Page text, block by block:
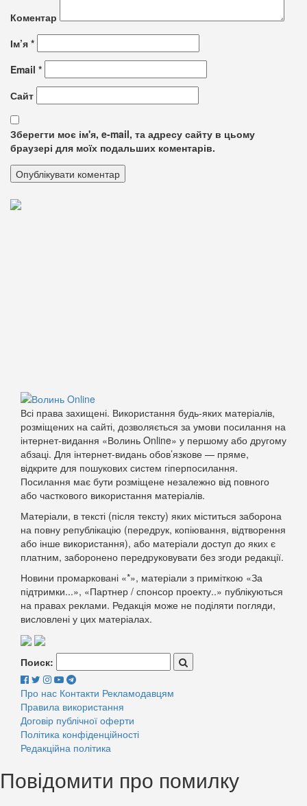
Коментар
Ім’я *
Email *
Сайт
Зберегти моє ім'я, e-mail, та адресу сайту в цьому
браузері для моїх подальших коментарів.
Всі права захищені. Використання будь-яких матеріалів,
розміщених на сайті, дозволяється за умови посилання на
інтернет-видання «Волинь Online» у першому або другому
абзаці. Для інтернет-видань обов’язкове — пряме,
відкрите для пошукових систем гіперпосилання.
Посилання має бути розміщене незалежно від повного
або часткового використання матеріалів.
Матеріали, в тексті (після тексту) яких міститься заборона
на повну републікацію (передрук, копіювання, відтворення
або інше використання), або матеріали доступ до яких є
платним, заборонено передруковувати без згоди редакції.
Новини промарковані «*», матеріали з приміткою «За
підтримки...», «Партнер / спонсор проекту..» публікуються
на правах реклами. Редакція може не поділяти погляди,
висловлені у цих матеріалах.
Поиск:
Про нас Контакти Рекламодавцям
Правила використання
Договір публічної оферти
Політика конфіденційності
Редакційна політика
Повідомити про помилку